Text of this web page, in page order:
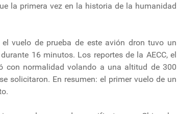
la primera vez en la historia de la humanidad
vuelo de prueba de este avión dron tuvo un
16 minutos. Los reportes de la AECC, el
con normalidad volando a una altitud de 300
solicitaron. En resumen: el primer vuelo de un